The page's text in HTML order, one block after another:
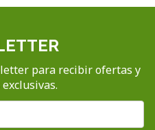
para recibir ofertas y